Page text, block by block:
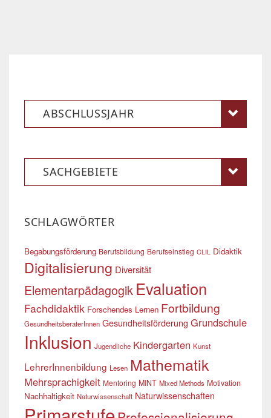
ABSCHLUSSJAHR
SACHGEBIETE
SCHLAGWÖRTER
Begabungsförderung Berufsbildung Berufseinstieg CLIL Didaktik
Digitalisierung Diversität
Elementarpädagogik Evaluation
Fachdidaktik Forschendes Lernen Fortbildung
GesundheitsberaterInnen Gesundheitsförderung Grundschule
Inklusion Jugendliche Kindergarten Kunst
LehrerInnenbildung Lesen Mathematik
Mehrsprachigkeit Mentoring MINT Mixed Methods Motivation
Nachhaltigkeit Naturwissenschaft Naturwissenschaften